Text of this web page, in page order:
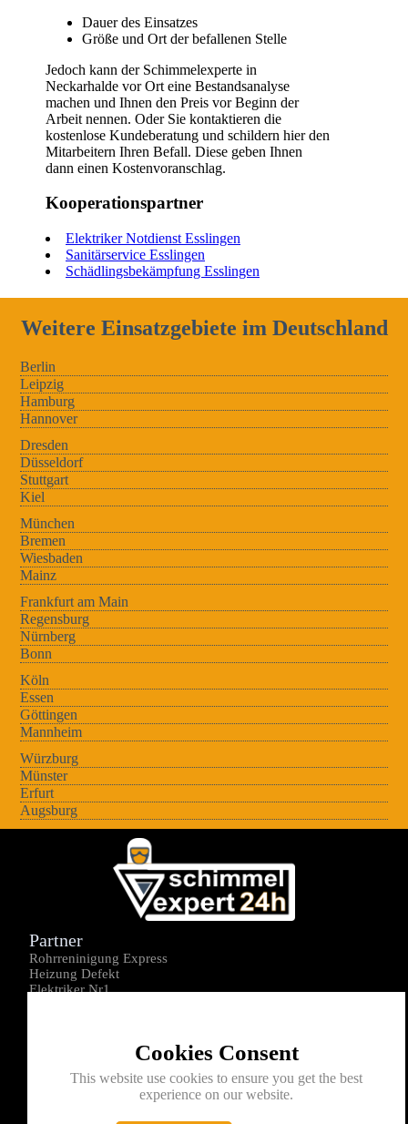
Dauer des Einsatzes
Größe und Ort der befallenen Stelle
Jedoch kann der Schimmelexperte in
Neckarhalde vor Ort eine Bestandsanalyse
machen und Ihnen den Preis vor Beginn der
Arbeit nennen. Oder Sie kontaktieren die
kostenlose Kundeberatung und schildern hier den
Mitarbeitern Ihren Befall. Diese geben Ihnen
dann einen Kostenvoranschlag.
Kooperationspartner
Elektriker Notdienst Esslingen
Sanitärservice Esslingen
Schädlingsbekämpfung Esslingen
Weitere Einsatzgebiete im Deutschland
Berlin
Leipzig
Hamburg
Hannover
Dresden
Düsseldorf
Stuttgart
Kiel
München
Bremen
Wiesbaden
Mainz
Frankfurt am Main
Regensburg
Nürnberg
Bonn
Köln
Essen
Göttingen
Mannheim
Würzburg
Münster
Erfurt
Augsburg
Cookies Consent
This website use cookies to ensure you get the best
experience on our website.
Partner
Rohrreninigung Express
Heizung Defekt
Elektriker Nr1
Kontakt